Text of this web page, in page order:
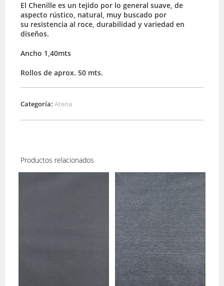
El Chenille es un tejido por lo general suave, de
aspecto rústico, natural, muy buscado por
su resistencia al roce, durabilidad y variedad en
diseños.
Ancho 1,40mts
Rollos de aprox. 50 mts.
Categoría:Atena
Productos relacionados